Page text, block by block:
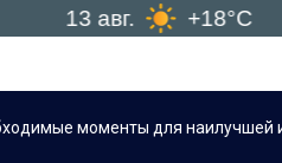
13 авг. +18°C
моменты для наилучшей